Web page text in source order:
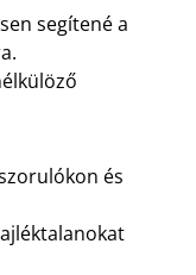
segítené a
és